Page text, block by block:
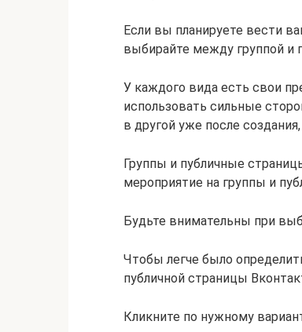
Если вы планируете вести
выбирайте между группой и
У каждого вида есть свои
использовать сильные
в другой уже после
Группы и публичные
мероприятие на группы и
Будьте внимательны при
Чтобы легче было
публичной страницы
Кликните по нужному